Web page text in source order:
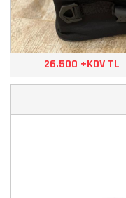
26.500 +KDV TL